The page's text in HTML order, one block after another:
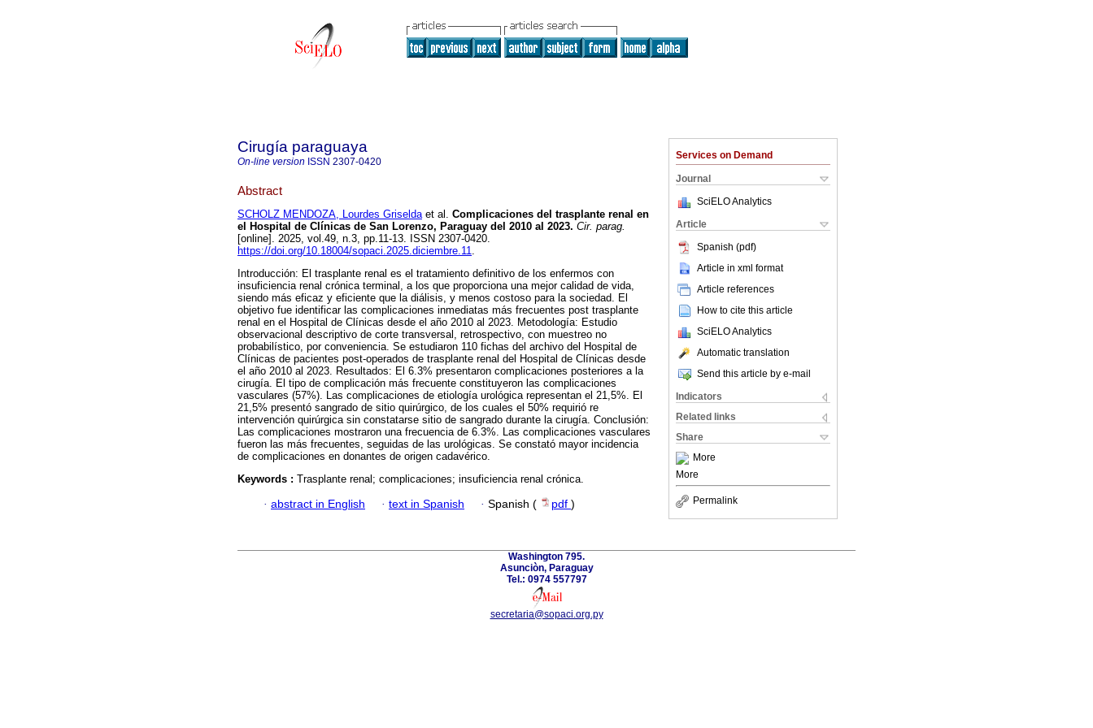
Services on Demand
Journal
SciELO Analytics
Article
Spanish (pdf)
Article in xml format
Article references
How to cite this article
SciELO Analytics
Automatic translation
Send this article by e-mail
Indicators
Related links
Share
More
More
Permalink
Cirugía paraguaya
On-line version ISSN 2307-0420
Abstract
SCHOLZ MENDOZA, Lourdes Griseldaet al. Complicaciones del trasplante renal en
el Hospital de Clínicas de San Lorenzo, Paraguay del 2010 al 2023. Cir. parag.
[online]. 2025, vol.49, n.3, pp.11-13. ISSN 2307-0420.
https://doi.org/10.18004/sopaci.2025.diciembre.11.
Introducción: El trasplante renal es el tratamiento definitivo de los enfermos con
insuficiencia renal crónica terminal, a los que proporciona una mejor calidad de vida,
siendo más eficaz y eficiente que la diálisis, y menos costoso para la sociedad. El
objetivo fue identificar las complicaciones inmediatas más frecuentes post trasplante
renal en el Hospital de Clínicas desde el año 2010 al 2023. Metodología: Estudio
observacional descriptivo de corte transversal, retrospectivo, con muestreo no
probabilístico, por conveniencia. Se estudiaron 110 fichas del archivo del Hospital de
Clínicas de pacientes post-operados de trasplante renal del Hospital de Clínicas desde
el año 2010 al 2023. Resultados: El 6.3% presentaron complicaciones posteriores a la
cirugía. El tipo de complicación más frecuente constituyeron las complicaciones
vasculares (57%). Las complicaciones de etiología urológica representan el 21,5%. El
21,5% presentó sangrado de sitio quirúrgico, de los cuales el 50% requirió re
intervención quirúrgica sin constatarse sitio de sangrado durante la cirugía. Conclusión:
Las complicaciones mostraron una frecuencia de 6.3%. Las complicaciones vasculares
fueron las más frecuentes, seguidas de las urológicas. Se constató mayor incidencia
de complicaciones en donantes de origen cadavérico.
Keywords : Trasplante renal; complicaciones; insuficiencia renal crónica.
· abstract in English · text in Spanish · Spanish ( pdf )
Washington 795.
Asunciòn, Paraguay
Tel.: 0974 557797
secretaria@sopaci.org.py